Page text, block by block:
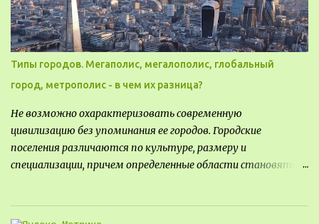
Типы городов. Мегаполис, мегалополис, глобальный
город, метрополис - в чем их разница?
Не возможно охарактеризовать современную
цивилизацию без упоминания ее городов. Городские
поселения различаются по культуре, размеру и
специализации, причем определенные области становятся
поселения был общим показателем его важности - чем